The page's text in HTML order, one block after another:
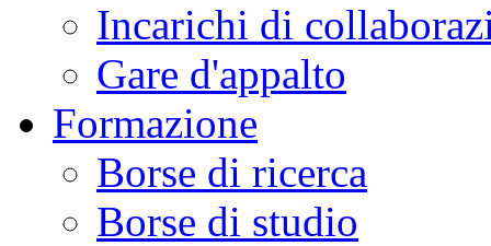
Incarichi di
Gare d'appalto
Formazione
Borse di ricerca
Borse di studio